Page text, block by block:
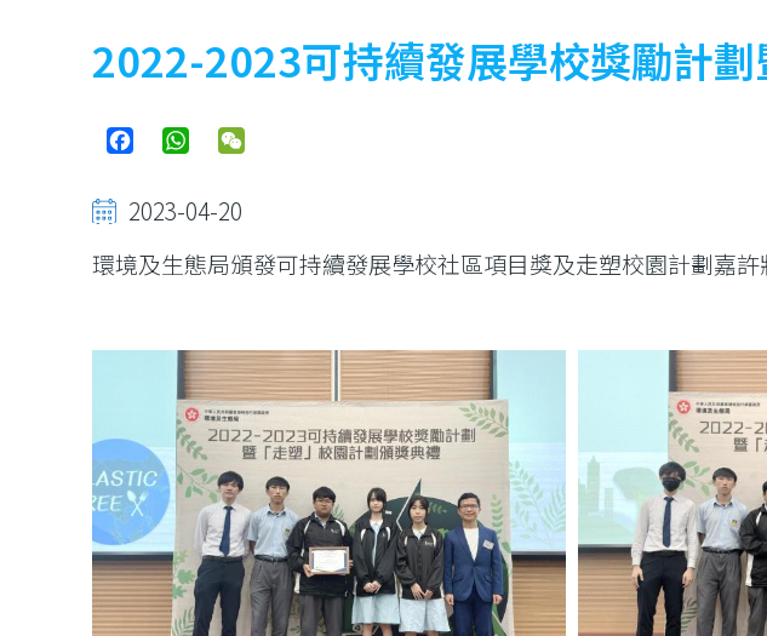
2022-2023可持續發展學校獎勵計
FacebookWhatsApp
2023-04-20
環境及生態局頒發可持續發展學校社區項目獎及走塑校園計劃嘉